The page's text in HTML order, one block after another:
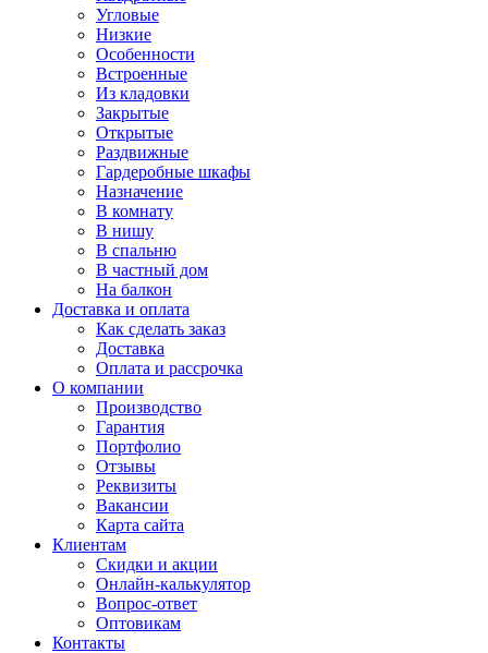
Угловые
Низкие
Особенности
Встроенные
Из кладовки
Закрытые
Открытые
Раздвижные
Гардеробные шкафы
Назначение
В комнату
В нишу
В спальню
В частный дом
На балкон
Доставка и оплата
Как сделать заказ
Доставка
Оплата и рассрочка
О компании
Производство
Гарантия
Портфолио
Отзывы
Реквизиты
Вакансии
Карта сайта
Клиентам
Скидки и акции
Онлайн-калькулятор
Вопрос-ответ
Оптовикам
Контакты